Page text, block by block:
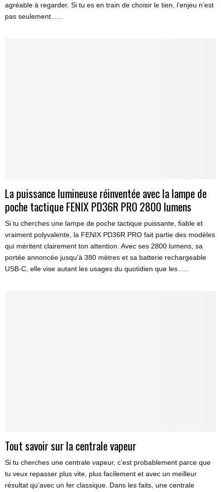
agréable à regarder. Si tu es en train de choisir le tien, l’enjeu n’est
pas seulement......
La puissance lumineuse réinventée avec la lampe de
poche tactique FENIX PD36R PRO 2800 lumens
Si tu cherches une lampe de poche tactique puissante, fiable et
vraiment polyvalente, la FENIX PD36R PRO fait partie des modèles
qui méritent clairement ton attention. Avec ses 2800 lumens, sa
portée annoncée jusqu’à 380 mètres et sa batterie rechargeable
USB-C, elle vise autant les usages du quotidien que les......
Tout savoir sur la centrale vapeur
Si tu cherches une centrale vapeur, c’est probablement parce que
tu veux repasser plus vite, plus facilement et avec un meilleur
résultat qu’avec un fer classique. Dans les faits, une centrale